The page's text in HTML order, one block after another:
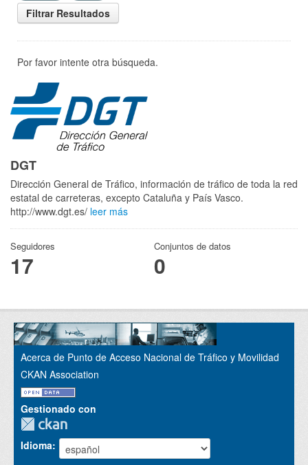
Filtrar Resultados
Por favor intente otra búsqueda.
DGT
Dirección General de Tráfico, información de tráfico de toda la red
estatal de carreteras, excepto Cataluña y País Vasco.
http://www.dgt.es/ leer más
Seguidores
17
Conjuntos de datos
0
Acerca de Punto de Acceso Nacional de Tráfico y Movilidad
CKAN Association
Gestionado con
Idioma